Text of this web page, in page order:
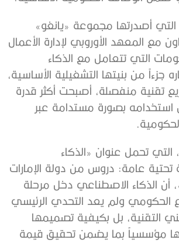
أصدرتها مجموعة «يانغو»
مع المعهد الأوروبي لإدارة الأعمال
التي تتعامل مع الذكاء
جزءاً من بنيتها التشغيلية الأساسية،
تقنية منفصلة، أصبحت أكثر قدرة
بصورة مستدامة عبر
تحمل عنوان «الذكاء
تحتية عامة: دروس من دولة الإمارات
أن الذكاء الاصطناعي دخل مرحلة
الحكومي ولم يعد التحدي الرئيسي
التقنية، بل بكيفية تصميمها
مؤسسياً بما يضمن تحقيق قيمة